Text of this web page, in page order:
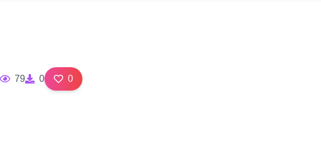
79 0 0